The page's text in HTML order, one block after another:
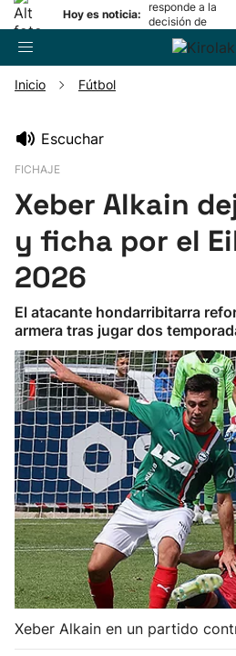
Hoy es noticia:
responde a la
decisión de
Oriamendi
Pelota
Remo
Baloncesto
Ciclismo
Herri-kirolak
Balonmano
Kirolak 360
Atletismo
Carreras de montaña
Inicio Fútbol
Escuchar
FICHAJE
Xeber Alkain
y ficha por el
2026
El atacante hondarribitarra
armera tras jugar dos
Xeber Alkain en un partido